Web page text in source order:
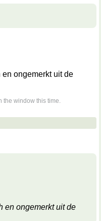
ongemerkt uit de
the window this time.
en ongemerkt uit de